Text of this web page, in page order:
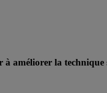
améliorer la